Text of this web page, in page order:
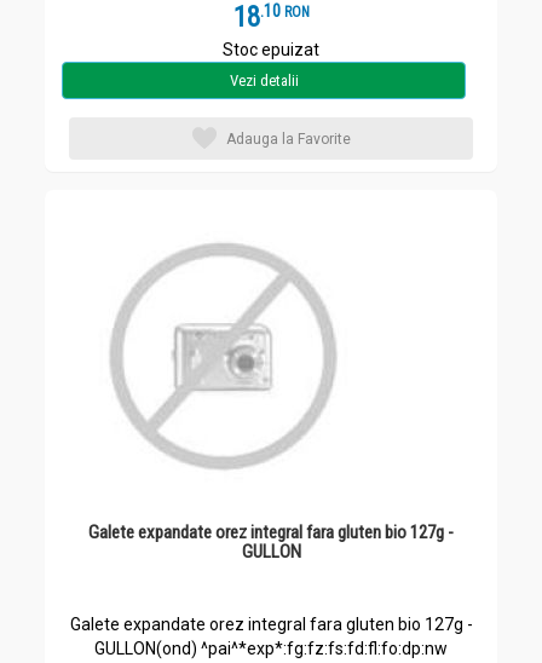
18.1 RON
Stoc epuizat
Vezi detalii
Adauga la Favorite
Galete expandate orez integral fara gluten bio 127g -
GULLON
Galete expandate orez integral fara gluten bio 127g -
GULLON(ond) ^pai^*exp*:fg:fz:fs:fd:fl:fo:dp:nw